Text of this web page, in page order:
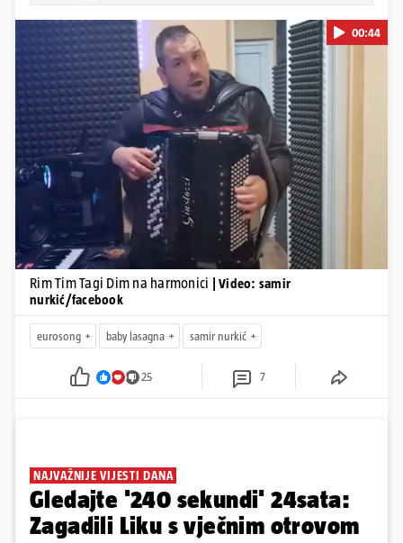
Pokretanje videa...
00:44
Rim Tim Tagi Dim na harmonici
| Video: samir
nurkić/facebook
eurosong baby lasagna samir nurkić
25 7
NAJVAŽNIJE VIJESTI DANA
Gledajte '240 sekundi' 24sata:
Zagadili Liku s vječnim otrovom